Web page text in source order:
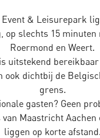
Event & Leisurepark
op slechts 15 minuten
Roermond en Weert.
uitstekend bereikbaar
ook dichtbij de
grens.
gasten? Geen
Maastricht Aachen
liggen op korte afstand.